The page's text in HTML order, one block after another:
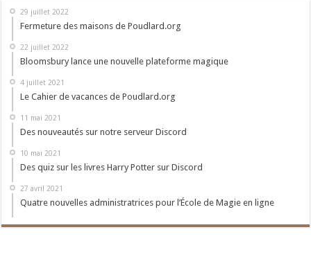
29 juillet 2022
Fermeture des maisons de Poudlard.org
22 juillet 2022
Bloomsbury lance une nouvelle plateforme magique
4 juillet 2021
Le Cahier de vacances de Poudlard.org
11 mai 2021
Des nouveautés sur notre serveur Discord
10 mai 2021
Des quiz sur les livres Harry Potter sur Discord
27 avril 2021
Quatre nouvelles administratrices pour l’École de Magie en ligne